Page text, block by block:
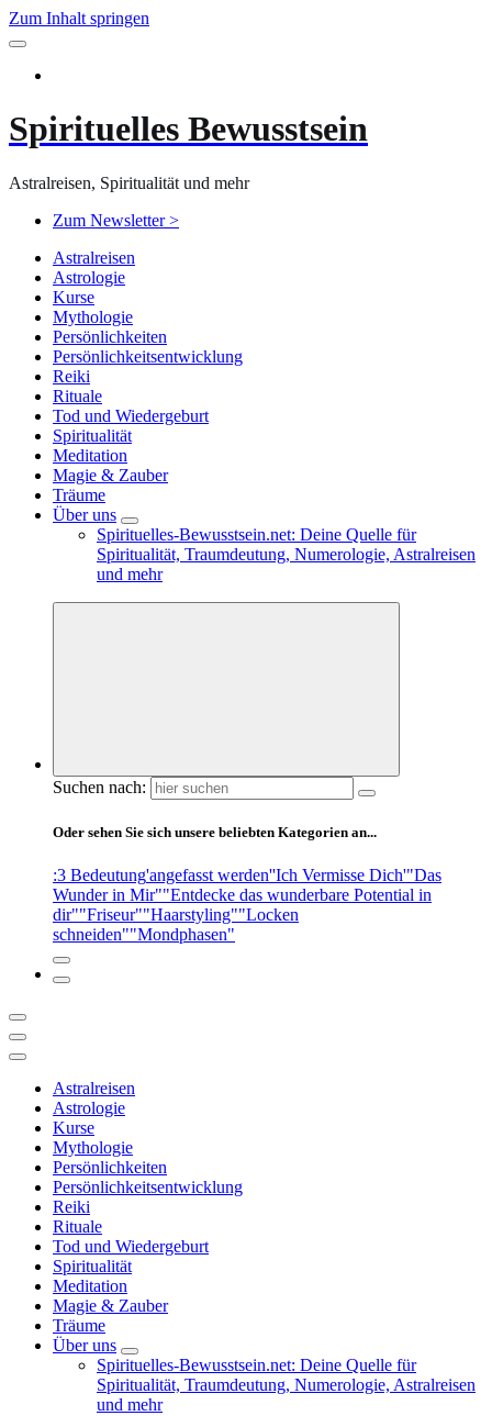
Zum Inhalt springen
Spirituelles Bewusstsein
Astralreisen, Spiritualität und mehr
Zum Newsletter >
Astralreisen
Astrologie
Kurse
Mythologie
Persönlichkeiten
Persönlichkeitsentwicklung
Reiki
Rituale
Tod und Wiedergeburt
Spiritualität
Meditation
Magie & Zauber
Träume
Über uns
Spirituelles-Bewusstsein.net: Deine Quelle für
Spiritualität, Traumdeutung, Numerologie, Astralreisen
und mehr
Suchen nach:
Oder sehen Sie sich unsere beliebten Kategorien an...
:3 Bedeutung'angefasst werden''Ich Vermisse Dich'"Das
Wunder in Mir""Entdecke das wunderbare Potential in
dir""Friseur""Haarstyling""Locken
schneiden""Mondphasen"
Astralreisen
Astrologie
Kurse
Mythologie
Persönlichkeiten
Persönlichkeitsentwicklung
Reiki
Rituale
Tod und Wiedergeburt
Spiritualität
Meditation
Magie & Zauber
Träume
Über uns
Spirituelles-Bewusstsein.net: Deine Quelle für
Spiritualität, Traumdeutung, Numerologie, Astralreisen
und mehr